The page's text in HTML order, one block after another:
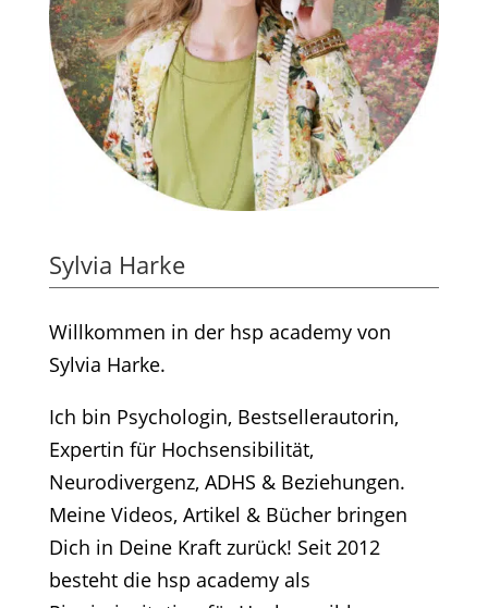
Sylvia Harke
Willkommen in der hsp academy von
Sylvia Harke.
Ich bin Psychologin, Bestsellerautorin,
Expertin für Hochsensibilität,
Neurodivergenz, ADHS & Beziehungen.
Meine Videos, Artikel & Bücher bringen
Dich in Deine Kraft zurück! Seit 2012
besteht die hsp academy als